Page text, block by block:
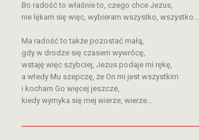
Bo radość to właśnie to, czego chce Jezus,
nie lękam się więc, wybieram wszystko, wszystko…
Ma radość to także pozostać małą,
gdy w drodze się czasem wywrócę,
wstaję więc szybciej, Jezus podaje mi rękę,
a wtedy Mu szepczę, że On mi jest wszystkim
i kocham Go więcej jeszcze,
kiedy wymyka się mej wierze, wierze…